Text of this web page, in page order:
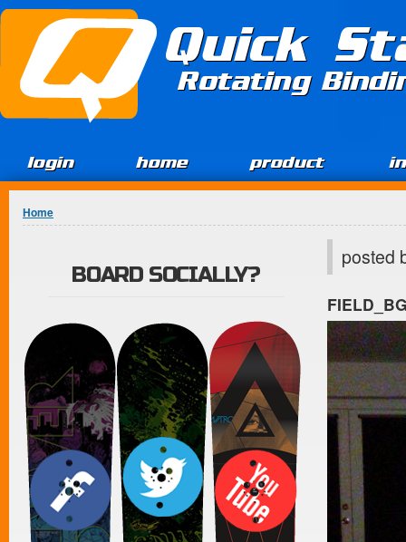
Jump to Content
Quick
Rotating
login home product
You are here
Home
posted
BOARD SOCIALLY?